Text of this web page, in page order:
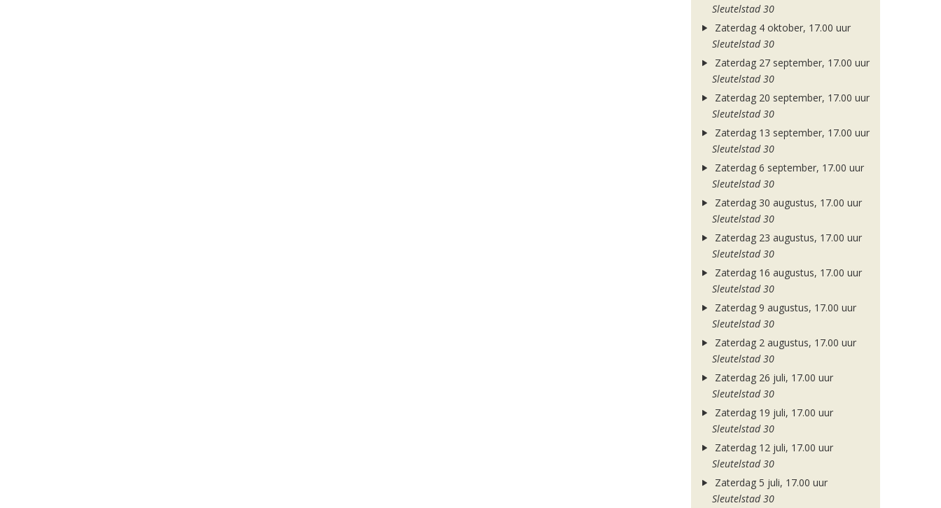
Sleutelstad 30
Zaterdag 4 oktober, 17.00 uur
Sleutelstad 30
Zaterdag 27 september, 17.00 uur
Sleutelstad 30
Zaterdag 20 september, 17.00 uur
Sleutelstad 30
Zaterdag 13 september, 17.00 uur
Sleutelstad 30
Zaterdag 6 september, 17.00 uur
Sleutelstad 30
Zaterdag 30 augustus, 17.00 uur
Sleutelstad 30
Zaterdag 23 augustus, 17.00 uur
Sleutelstad 30
Zaterdag 16 augustus, 17.00 uur
Sleutelstad 30
Zaterdag 9 augustus, 17.00 uur
Sleutelstad 30
Zaterdag 2 augustus, 17.00 uur
Sleutelstad 30
Zaterdag 26 juli, 17.00 uur
Sleutelstad 30
Zaterdag 19 juli, 17.00 uur
Sleutelstad 30
Zaterdag 12 juli, 17.00 uur
Sleutelstad 30
Zaterdag 5 juli, 17.00 uur
Sleutelstad 30